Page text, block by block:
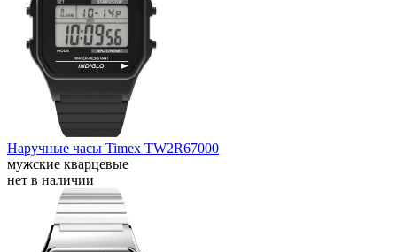
Наручные часы Timex TW2R67000
мужские кварцевые
нет в наличии